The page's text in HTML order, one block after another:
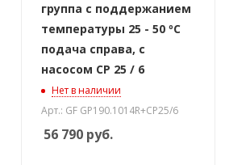
группа с поддержанием
температуры 25 - 50 ºС
подача справа, с
насосом CP 25 / 6
Нет в наличии
Арт.: GF GP190.1014R+CP25/6
56 790 руб.